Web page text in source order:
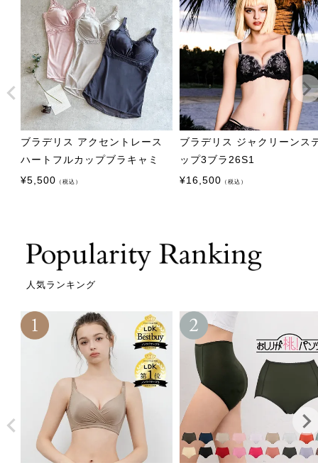
ブラデリス アクセントレース
ハートフルカップブラキャミ
¥5,500 （税込）
ブラデリス ジャクリーンス
ップ3ブラ26S1
¥16,500 （税込）
人気ランキング